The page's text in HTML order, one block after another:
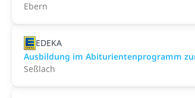
Ebern
EDEKA
Ausbildung im Abiturientenprogramm
Seßlach